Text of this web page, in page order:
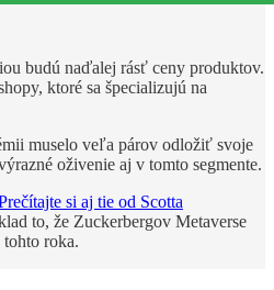
budú naďalej rásť ceny produktov.
ktoré sa špecializujú na
muselo veľa párov odložiť svoje
oživenie aj v tomto segmente.
si aj tie od Scotta
to, že Zuckerbergov Metaverse
roka.